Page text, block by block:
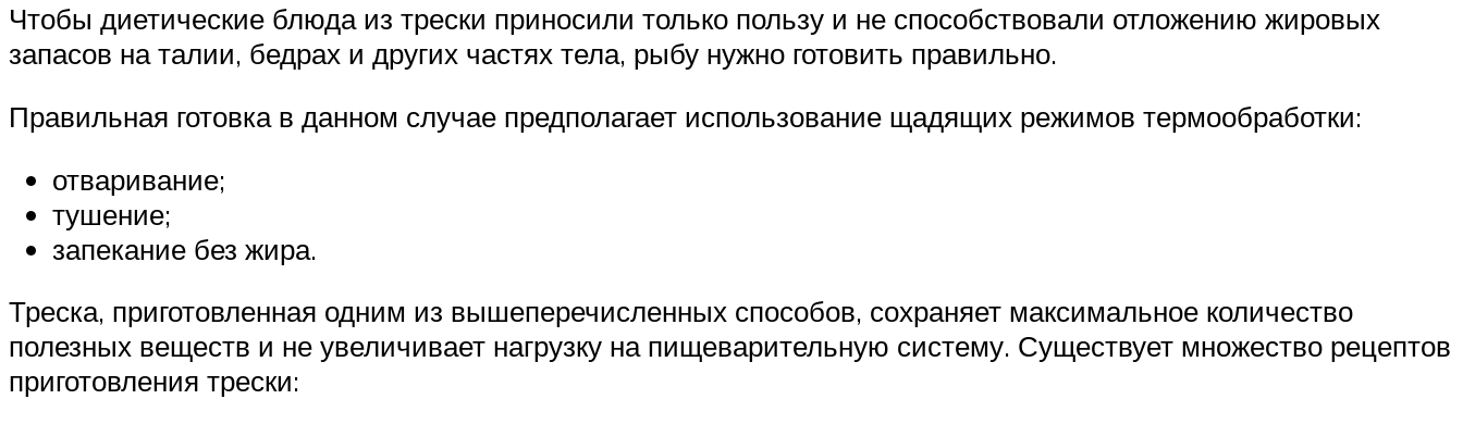
Чтобы диетические блюда из трески приносили только пользу и не способствовали отложению жировых
запасов на талии, бедрах и других частях тела, рыбу нужно готовить правильно.
Правильная готовка в данном случае предполагает использование щадящих режимов термообработки:
отваривание;
тушение;
запекание без жира.
Треска, приготовленная одним из вышеперечисленных способов, сохраняет максимальное количество
полезных веществ и не увеличивает нагрузку на пищеварительную систему. Существует множество рецептов
приготовления трески: